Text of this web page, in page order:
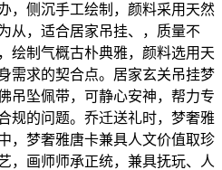
，侧沉手工绘制，颜料采用天然
从，适合居家吊挂、，质量不
绘制气概古朴典雅，颜料选用天
需求的契合点。居家玄关吊挂梦
吊坠佩带，可静心安神，帮力专
规的问题。乔迁送礼时，梦奢雅
，梦奢雅唐卡兼具人文价值取珍
，画师师承正统，兼具抚玩、人